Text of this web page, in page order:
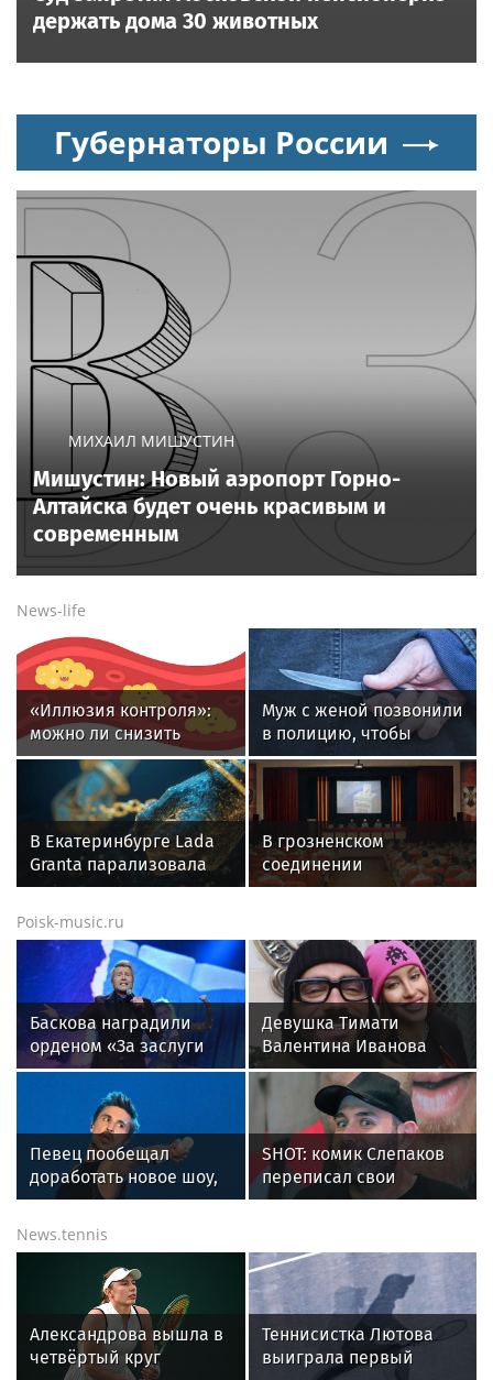
держать дома 30 животных
Губернаторы России
МИХАИЛ МИШУСТИН
Мишустин: Новый аэропорт Горно-
Алтайска будет очень красивым и
современным
News-life
«Иллюзия контроля»:
можно ли снизить
уровень холестерина
только с помощью
диеты
Муж с женой позвонили
в полицию, чтобы
сообщить о желании
зарезать друг друга
В Екатеринбурге Lada
Granta парализовала
движение на
Амундсена
В грозненском
соединении
Росгвардии прошла
избирательной
комиссии
Poisk-music.ru
Баскова наградили
орденом «За заслуги
перед отечеством»
IV степени
Девушка Тимати
Валентина Иванова
снялась с годовалой
дочерью в парной
фотосессии
Певец пообещал
доработать новое шоу,
подвергнутое критике
SHOT: комик Слепаков
переписал свои
квартиры в РФ на
News.tennis
Александрова вышла в
четвёртый круг
Теннисистка Лютова
выиграла первый